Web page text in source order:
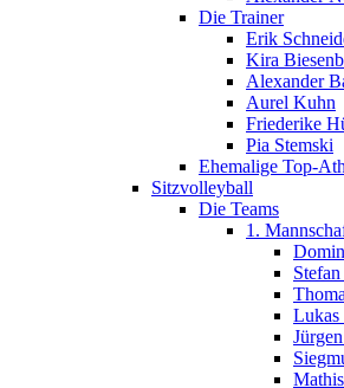
Die Trainer
Erik
Kira
Alexander
Aurel Kuhn
Friederike
Pia Stemski
Ehemalige Top-
Sitzvolleyball
Die Teams
1.